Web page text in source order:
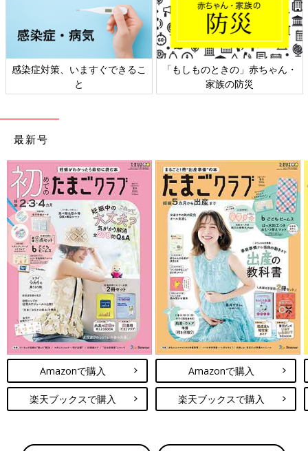
感染症対策、いますぐできるこ
と
「もしものときの」赤ちゃん・
家族の防災
最新号
Amazonで購入
楽天ブックスで購入
Amazonで購入
楽天ブックスで購入